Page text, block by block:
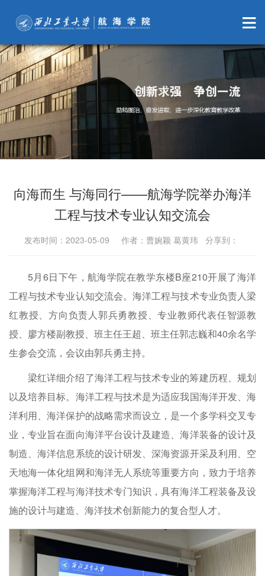
向海而生 与海同行——航海学院举办海洋
工程与技术专业认知交流会
发布时间：2023-05-09 作者：曹婉颖 葛黄玮 分享到：
5月6日下午，航海学院在教学东楼B座210开展了海洋
工程与技术专业认知交流会。海洋工程与技术专业负责人梁
红教授、方向负责人郭兵勇教授、专业教师代表任智源教
授、廖方楼副教授、班主任王超、班主任郭志巍和40余名学
生参会交流，会议由郭兵勇主持。
梁红详细介绍了海洋工程与技术专业的筹建历程、规划
以及培养目标。海洋工程与技术是为适应我国海洋开发、海
洋利用、海洋保护的战略需求而设立，是一个多学科交叉专
业，专业旨在面向海洋平台设计及建造、海洋装备的设计及
制造、海洋信息系统的设计研发、深海资源开采及利用、空
天地海一体化组网和海洋无人系统等重要方向，致力于培养
掌握海洋工程与海洋技术专门知识，具有海洋工程装备及设
施的设计与建造、海洋技术创新能力的复合型人才。